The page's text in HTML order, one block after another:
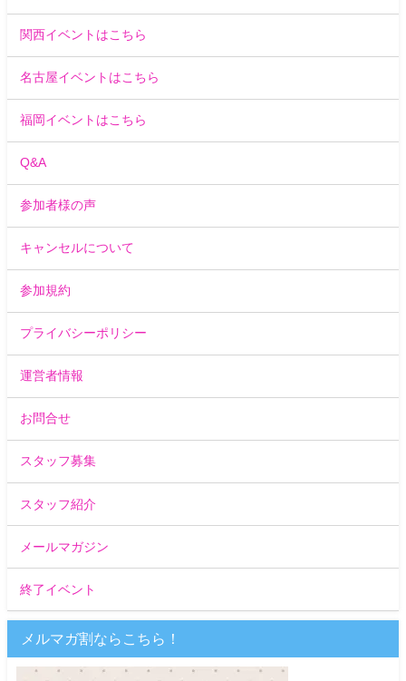
関西イベントはこちら
名古屋イベントはこちら
福岡イベントはこちら
Q&A
参加者様の声
キャンセルについて
参加規約
プライバシーポリシー
運営者情報
お問合せ
スタッフ募集
スタッフ紹介
メールマガジン
終了イベント
メルマガ割ならこちら！